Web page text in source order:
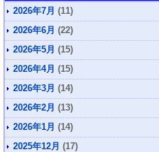
2026年7月 (11)
2026年6月 (22)
2026年5月 (15)
2026年4月 (15)
2026年3月 (14)
2026年2月 (13)
2026年1月 (14)
2025年12月 (17)